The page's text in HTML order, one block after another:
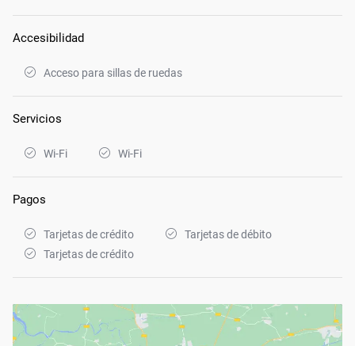
Accesibilidad
Acceso para sillas de ruedas
Servicios
Wi-Fi Wi-Fi
Pagos
Tarjetas de crédito
Tarjetas de débito
Tarjetas de crédito